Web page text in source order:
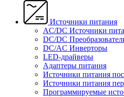
Источники питания
AC/DC Источники
DC/DC
DC/AC Инверторы
LED-драйверы
Адаптеры питания
Источники питания
Источники питания
Программируемые